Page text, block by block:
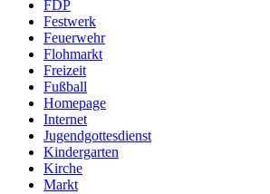
FDP
Festwerk
Feuerwehr
Flohmarkt
Freizeit
Fußball
Homepage
Internet
Jugendgottesdienst
Kindergarten
Kirche
Markt